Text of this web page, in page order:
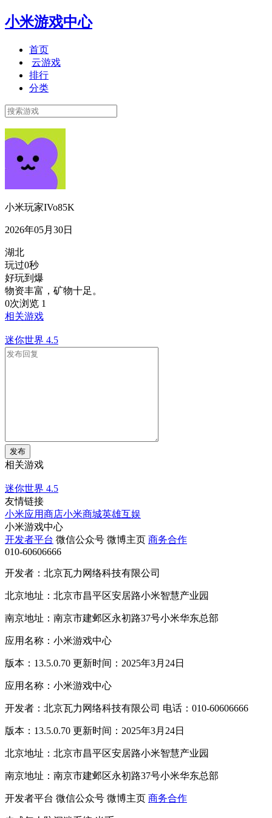
小米游戏中心
首页
云游戏
排行
分类
小米玩家IVo85K
2026年05月30日
湖北
玩过0秒
好玩到爆
物资丰富，矿物十足。
0次浏览 1
相关游戏
迷你世界 4.5
发布
相关游戏
迷你世界 4.5
友情链接
小米应用商店小米商城英雄互娱
小米游戏中心
开发者平台 微信公众号 微博主页 商务合作
010-60606666
开发者：北京瓦力网络科技有限公司
北京地址：北京市昌平区安居路小米智慧产业园
南京地址：南京市建邺区永初路37号小米华东总部
应用名称：小米游戏中心
版本：13.5.0.70 更新时间：2025年3月24日
应用名称：小米游戏中心
开发者：北京瓦力网络科技有限公司 电话：010-60606666
版本：13.5.0.70 更新时间：2025年3月24日
北京地址：北京市昌平区安居路小米智慧产业园
南京地址：南京市建邺区永初路37号小米华东总部
开发者平台 微信公众号 微博主页 商务合作